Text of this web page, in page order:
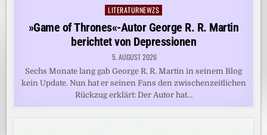
Posted
LITERATURNEWZS
»Game of Thrones«-Autor George R. R. Martin
berichtet von Depressionen
5. AUGUST 2026
Sechs Monate lang gab George R. R. Martin in seinem Blog
kein Update. Nun hat er seinen Fans den zwischenzeitlichen
Rückzug erklärt: Der Autor hat…